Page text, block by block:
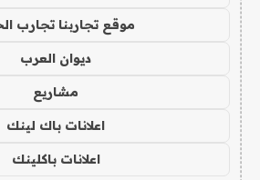
موقع تجاربنا تجارب
ديوان العرب
مشاريع
اعلانات باك لينك
اعلانات باكلينك